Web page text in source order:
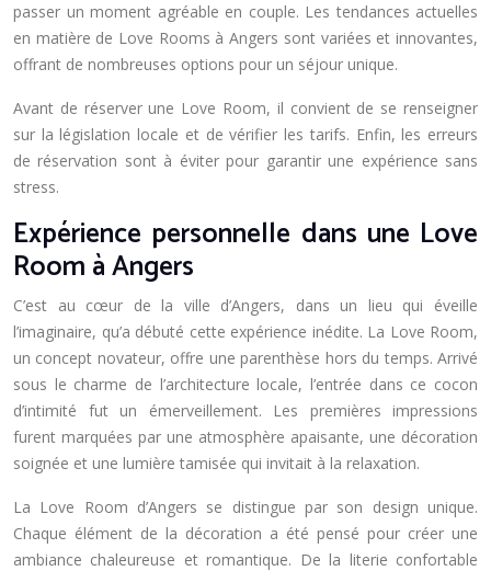
passer un moment agréable en couple. Les tendances actuelles
en matière de Love Rooms à Angers sont variées et innovantes,
offrant de nombreuses options pour un séjour unique.
Avant de réserver une Love Room, il convient de se renseigner
sur la législation locale et de vérifier les tarifs. Enfin, les erreurs
de réservation sont à éviter pour garantir une expérience sans
stress.
Expérience personnelle dans une Love
Room à Angers
C’est au cœur de la ville d’Angers, dans un lieu qui éveille
l’imaginaire, qu’a débuté cette expérience inédite. La Love Room,
un concept novateur, offre une parenthèse hors du temps. Arrivé
sous le charme de l’architecture locale, l’entrée dans ce cocon
d’intimité fut un émerveillement. Les premières impressions
furent marquées par une atmosphère apaisante, une décoration
soignée et une lumière tamisée qui invitait à la relaxation.
La Love Room d’Angers se distingue par son design unique.
Chaque élément de la décoration a été pensé pour créer une
ambiance chaleureuse et romantique. De la literie confortable